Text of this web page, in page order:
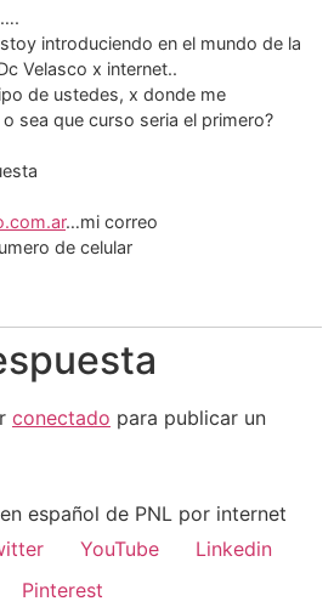
introduciendo en el mundo de la
Velasco x internet..
de ustedes, x donde me
sea que curso seria el primero?
…mi correo
de celular
conectado para publicar un
español de PNL por internet
YouTube
Linkedin
Pinterest